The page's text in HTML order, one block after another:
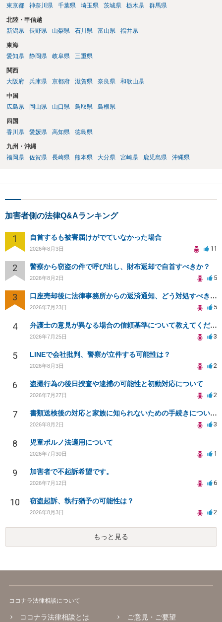
東京都
神奈川県 千葉県 埼玉県 茨城県 栃木県 群馬県
北陸・甲信越
新潟県
長野県 山梨県 石川県 富山県 福井県
東海
愛知県
静岡県 岐阜県 三重県
関西
大阪府
兵庫県 京都府 滋賀県 奈良県 和歌山県
中国
広島県
岡山県 山口県 鳥取県 島根県
四国
香川県
愛媛県 高知県 徳島県
九州・沖縄
福岡県
佐賀県 長崎県 熊本県 大分県 宮崎県 鹿児島県 沖縄県
加害者側の法律Q&Aランキング
1 自首するも被害届けがでていなかった場合
2026年8月3日 11
2 警察から窃盗の件で呼び出し、財布返却で自首すべきか？
2026年8月2日 5
3 口座売却後に法律事務所からの返済通知、どう対処すべきか？
2026年7月23日 5
4 弁護士の意見が異なる場合の信頼基準について教えてください
2026年7月25日 3
5 LINEで会社批判、警察が立件する可能性は？
2026年8月3日 2
6 盗撮行為の後日捜査や逮捕の可能性と初動対応について
2026年7月27日 2
7 書類送検後の対応と家族に知られないための手続きについて相談
2026年8月2日 3
8 児童ポルノ法適用について
2026年7月30日 1
9 加害者で不起訴希望です。
2026年7月12日 6
10 窃盗起訴、執行猶予の可能性は？
2026年8月3日 2
もっと見る
ココナラ法律相談について
ココナラ法律相談とは ご意見・ご要望